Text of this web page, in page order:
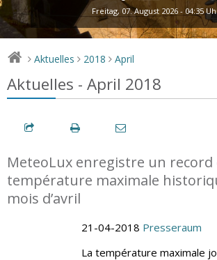
Freitag, 07. August 2026 - 04:35
> Aktuelles > 2018 > April
Aktuelles - April 2018
MeteoLux enregistre un record
température maximale
mois d’avril
21-04-2018 Presseraum
La température maximale